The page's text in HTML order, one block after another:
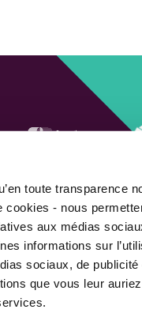
toute transparence
- nous
aux médias
informations sur
sociaux, de publicité
que vous leur